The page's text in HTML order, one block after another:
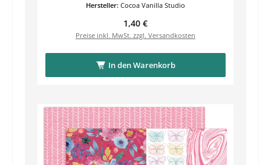
Hersteller: Cocoa Vanilla Studio
Regulärer Preis:
1,40 €
Preise inkl. MwSt. zzgl. Versandkosten
In den Warenkorb